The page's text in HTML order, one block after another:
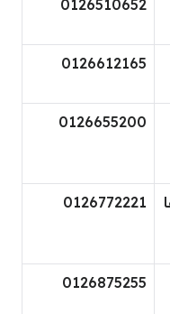
0126510652
0126612165
0126655200
0126772221
0126875255